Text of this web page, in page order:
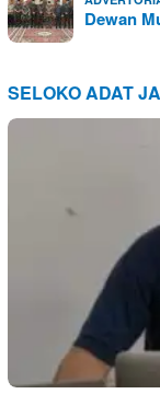
Dewan
SELOKO ADAT